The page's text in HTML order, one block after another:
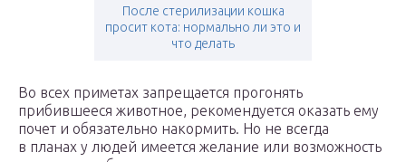
После стерилизации кошка
просит кота: нормально ли это и
что делать
Во всех приметах запрещается прогонять
прибившееся животное, рекомендуется оказать ему
почет и обязательно накормить. Но не всегда
в планах у людей имеется желание или возможность